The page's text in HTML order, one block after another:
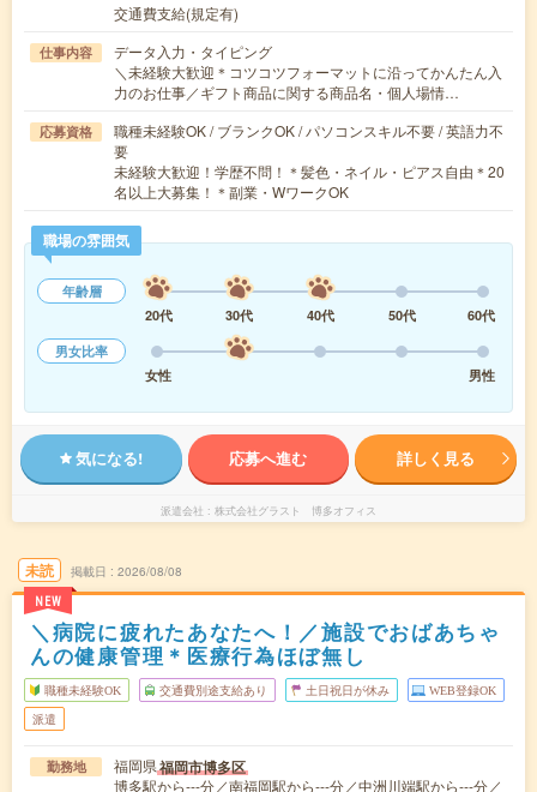
交通費支給(規定有)
仕事内容
データ入力・タイピング
＼未経験大歓迎＊コツコツフォーマットに沿ってかんたん入
力のお仕事／ギフト商品に関する商品名・個人場情…
応募資格
職種未経験OK / ブランクOK / パソコンスキル不要 / 英語力不
要
未経験大歓迎！学歴不問！＊髪色・ネイル・ピアス自由＊20
名以上大募集！＊副業・WワークOK
職場の雰囲気
年齢層
20代
30代 40代 50代
60代
男女比率
女性
男性
気になる! 応募へ進む 詳しく見る
派遣会社 株式会社グラスト 博多オフィス
未読
NEW
掲載日 2026/08/08
＼病院に疲れたあなたへ！／施設でおばあちゃ
んの健康管理＊医療行為ほぼ無し
職種未経験OK 交通費別途支給あり 土日祝日が休み WEB登録OK
派遣
勤務地 福岡県福岡市博多区
博多駅から---分／南福岡駅から---分／中洲川端駅から---分／